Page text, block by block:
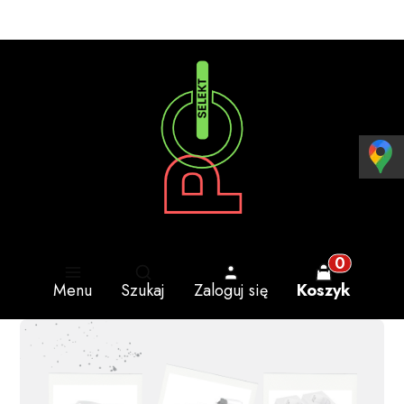
Menu
Otwórz wyszukiwarkę
Szukaj Zaloguj się
Produkty
Koszyk